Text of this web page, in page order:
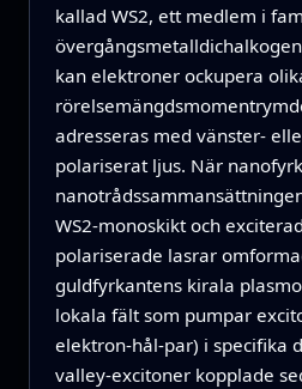
kallad WS2, ett medlem i
kan elektroner ockupera
adresseras med vänster‑
polariserat ljus. När
WS2‑monoskikt och
polariserade lasrar
guldfyrkantens kirala
lokala fält som pumpar
elektron‑hål‑par) i specifika
valley‑excitoner kopplade